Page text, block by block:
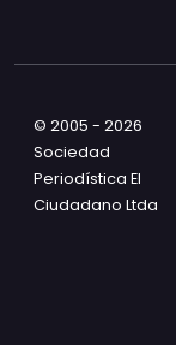
© 2005 - 2026
Sociedad
Periodística El
Ciudadano Ltda